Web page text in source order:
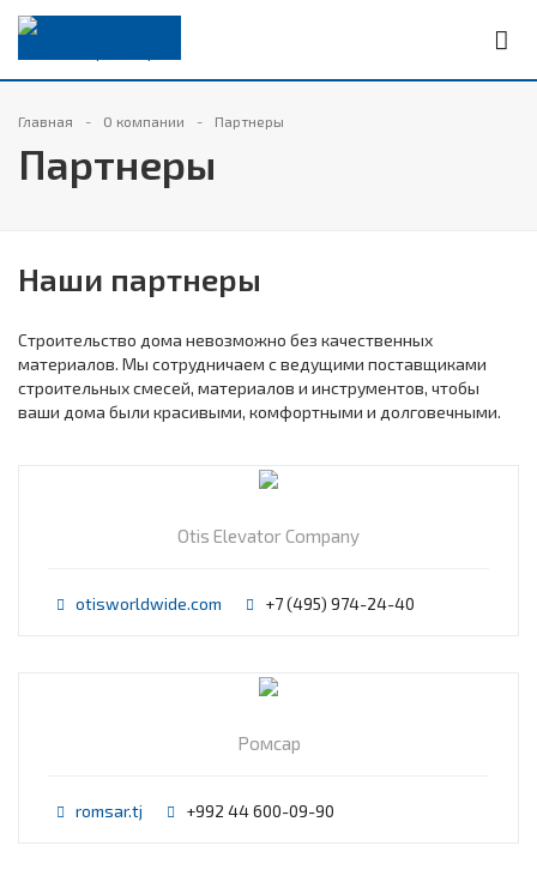
Главная О компании Партнеры
Партнеры
Наши партнеры
Строительство дома невозможно без качественных
материалов. Мы сотрудничаем с ведущими поставщиками
строительных смесей, материалов и инструментов, чтобы
ваши дома были красивыми, комфортными и долговечными.
Otis Elevator Company
otisworldwide.com +7 (495) 974-24-40
Ромсар
romsar.tj +992 44 600-09-90